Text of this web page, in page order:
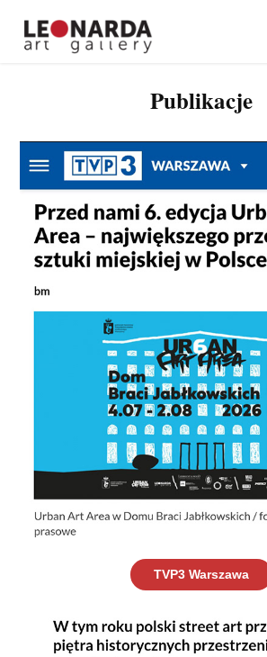
Publikacje
TVP3 Warszawa